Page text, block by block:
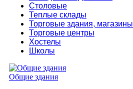
Столовые
Теплые склады
Торговые здания, магазины
Торговые центры
Хостелы
Школы
Общие здания